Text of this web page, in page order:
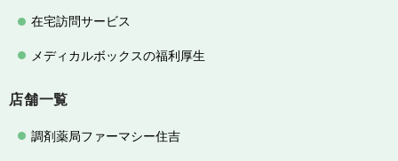
在宅訪問サービス
メディカルボックスの福利厚生
店舗一覧
調剤薬局ファーマシー住吉